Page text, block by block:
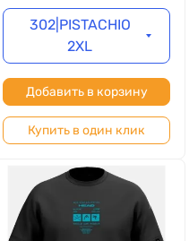
302|PISTACHIO
2XL
Добавить в корзину
Купить в один клик